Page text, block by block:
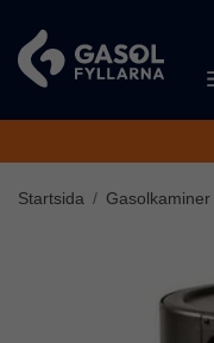
Startsida / Gasolkaminer